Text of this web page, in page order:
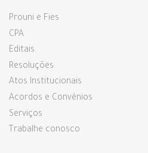
Prouni e Fies
CPA
Editais
Resoluções
Atos Institucionais
Acordos e Convênios
Serviços
Trabalhe conosco